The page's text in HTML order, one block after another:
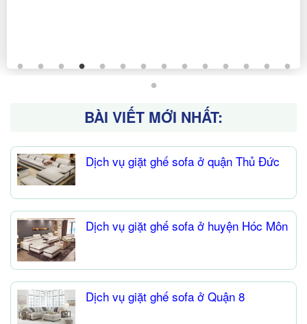
BÀI VIẾT MỚI NHẤT:
Dịch vụ giặt ghế sofa ở quận Thủ Đức
Dịch vụ giặt ghế sofa ở huyện Hóc Môn
Dịch vụ giặt ghế sofa ở Quận 8